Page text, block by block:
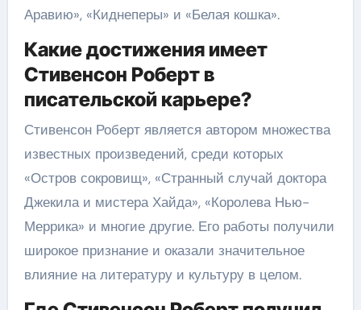
Аравию», «Киднеперы» и «Белая кошка».
Какие достижения имеет
Стивенсон Роберт в
писательской карьере?
Стивенсон Роберт является автором множества
известных произведений, среди которых
«Остров сокровищ», «Странный случай доктора
Джекила и мистера Хайда», «Королева Нью-
Меррика» и многие другие. Его работы получили
широкое признание и оказали значительное
влияние на литературу и культуру в целом.